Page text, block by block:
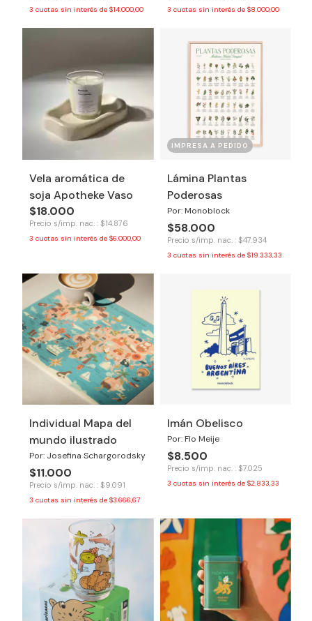
3 cuotas sin interés de $14.000,00 3 cuotas sin interés de $8.000,00
Vela aromática de
soja Apotheke Vaso
$18.000
Precio s/imp. nac. : $14.876
3 cuotas sin interés de $6.000,00
IMPRESA A PEDIDO
Lámina Plantas
Poderosas
Por: Monoblock
$58.000
Precio s/imp. nac. : $47.934
3 cuotas sin interés de $19.333,33
Individual Mapa del
mundo ilustrado
Por: Josefina Schargorodsky
$11.000
Precio s/imp. nac. : $9.091
3 cuotas sin interés de $3.666,67
Imán Obelisco
Por: Flo Meije
$8.500
Precio s/imp. nac. : $7.025
3 cuotas sin interés de $2.833,33